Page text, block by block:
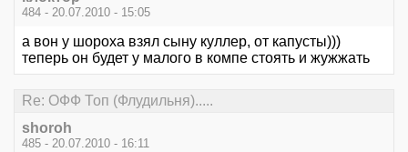
484 - 20.07.2010 - 15:05
а вон у шороха взял сыну куллер, от капусты)))
теперь он будет у малого в компе стоять и жужжать
Re: ОФФ Топ (Флудильня).....
shoroh
485 - 20.07.2010 - 16:11